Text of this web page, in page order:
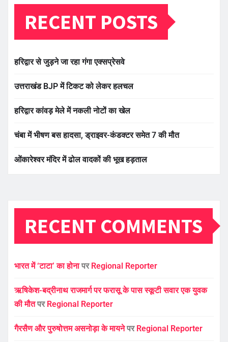
RECENT POSTS
हरिद्वार से जुड़ने जा रहा गंगा एक्सप्रेसवे
उत्तराखंड BJP में टिकट को लेकर हलचल
हरिद्वार कांवड़ मेले में नकली नोटों का खेल
चंबा में भीषण बस हादसा, ड्राइवर-कंडक्टर समेत 7 की मौत
ओंकारेश्वर मंदिर में ढोल वादकों की भूख हड़ताल
RECENT COMMENTS
भारत में ‘टाटा’ का होनापर Regional Reporter
ऋषिकेश-बद्रीनाथ राजमार्ग पर फरासू के पास स्कूटी सवार एक युवक
की मौतपर Regional Reporter
गैरसैण और पुरुषोत्तम असनोड़ा के मायनेपर Regional Reporter